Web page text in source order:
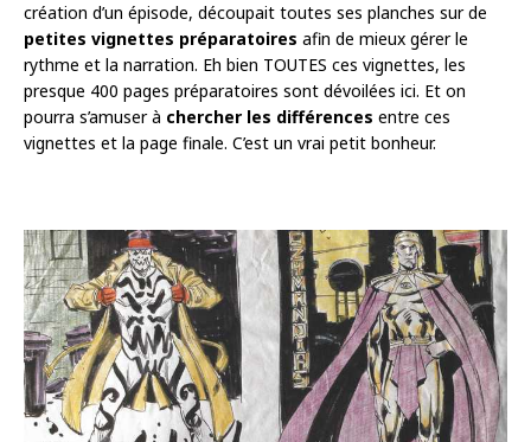
création d’un épisode, découpait toutes ses planches sur de
petites vignettes préparatoires afin de mieux gérer le
rythme et la narration. Eh bien TOUTES ces vignettes, les
presque 400 pages préparatoires sont dévoilées ici. Et on
pourra s’amuser à chercher les différences entre ces
vignettes et la page finale. C’est un vrai petit bonheur.